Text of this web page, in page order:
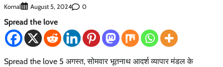
Komal August 5, 2024 0
Spread the love
Spread the love 5 अगस्त, सोमवार भूतनाथ आदर्श व्यापार मंडल के